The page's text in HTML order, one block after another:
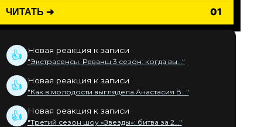
ЧИТАТЬ ➔ 01
👍 Новая реакция к записи
"Экстрасенсы. Реванш 3 сезон: когда вы..."
👍 Новая реакция к записи
"Как в молодости выглядела Анастасия В..."
👍 Новая реакция к записи
"Третий сезон шоу «Звезды»: битва за 2..."